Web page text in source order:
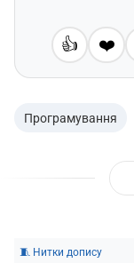
👍 ❤️
Програмування
🧵 Нитки допису